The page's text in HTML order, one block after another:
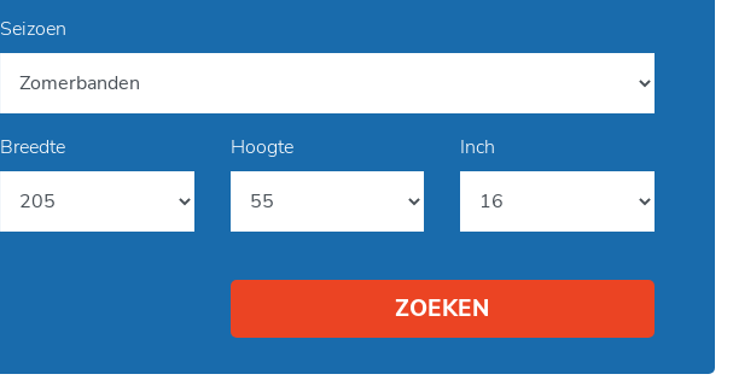
Seizoen
Breedte Hoogte Inch
ZOEKEN